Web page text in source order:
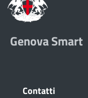
Genova Smart
Contatti